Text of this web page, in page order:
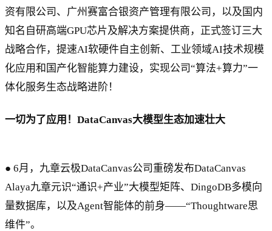
资有限公司、广州赛富合银资产管理有限公司，以及国内
知名自研高端GPU芯片及解决方案提供商，正式签订三大
战略合作，提速AI软硬件自主创新、工业领域AI技术规模
化应用和国产化智能算力建设，实现公司“算法+算力”一
体化服务生态战略进阶！
一切为了应用！DataCanvas大模型生态加速壮大
● 6月，九章云极DataCanvas公司重磅发布DataCanvas
Alaya九章元识“通识+产业”大模型矩阵、DingoDB多模向
量数据库，以及Agent智能体的前身——“Thoughtware思
维件”。